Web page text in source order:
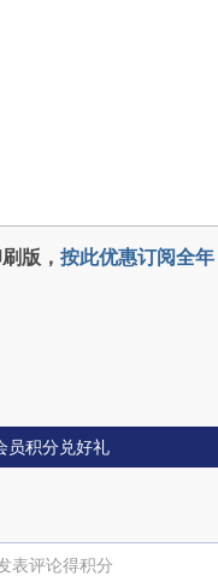
版， 按此优惠订阅全年
员积分兑好礼
表评论得积分